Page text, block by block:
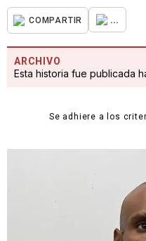
COMPARTIR ...
ARCHIVO
Esta historia fue publicada
Se adhiere a los